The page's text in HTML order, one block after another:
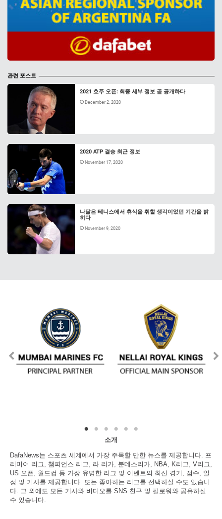
관련 포스트
2021 호주 오픈: 최종 세부 정보 곧 공개하다
December 2, 2020
2020 ATP 결승 최근 정보
November 17, 2020
나달은 테니스에서 휴식을 취할 생각이었던 기간을 밝
히다
November 9, 2020
소개
DafaNews는 스포츠 세계에서 가장 주목할 만한 뉴스를 제공합니다. 프
리미어 리그, 챔피언스 리그, 라 리가, 분데스리가, NBA, K리그, V리그,
US 오픈, 월드컵 등 가장 유명한 리그 및 이벤트의 최신 경기, 점수, 일
정 및 기사를 제공합니다. 또는 좋아하는 리그를 선택하실 수도 있습니
다. 그 외에도 모든 기사와 비디오를 SNS 친구 및 팔로워와 공유하실
수 있습니다.